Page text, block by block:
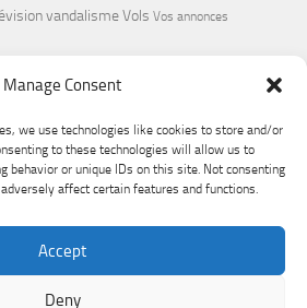
Manage Consent
we use technologies like cookies to store and/or
to these technologies will allow us to
behavior or unique IDs on this site. Not consenting
affect certain features and functions.
Accept
Deny
vandalismeVols Vos annonces
réservés.